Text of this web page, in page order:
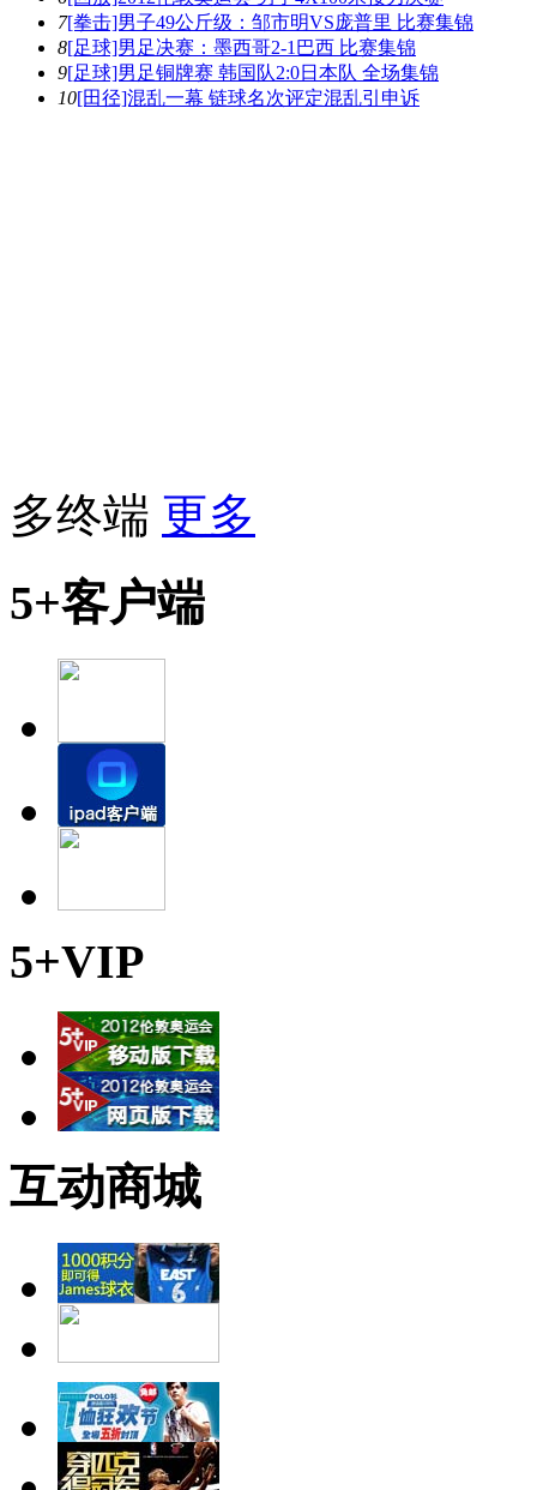
7[拳击]男子49公斤级：邹市明VS庞普里 比赛集锦
8[足球]男足决赛：墨西哥2-1巴西 比赛集锦
9[足球]男足铜牌赛 韩国队2:0日本队 全场集锦
10[田径]混乱一幕 链球名次评定混乱引申诉
多终端 更多
5+客户端
5+VIP
互动商城